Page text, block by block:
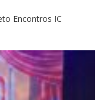
Encontros IC